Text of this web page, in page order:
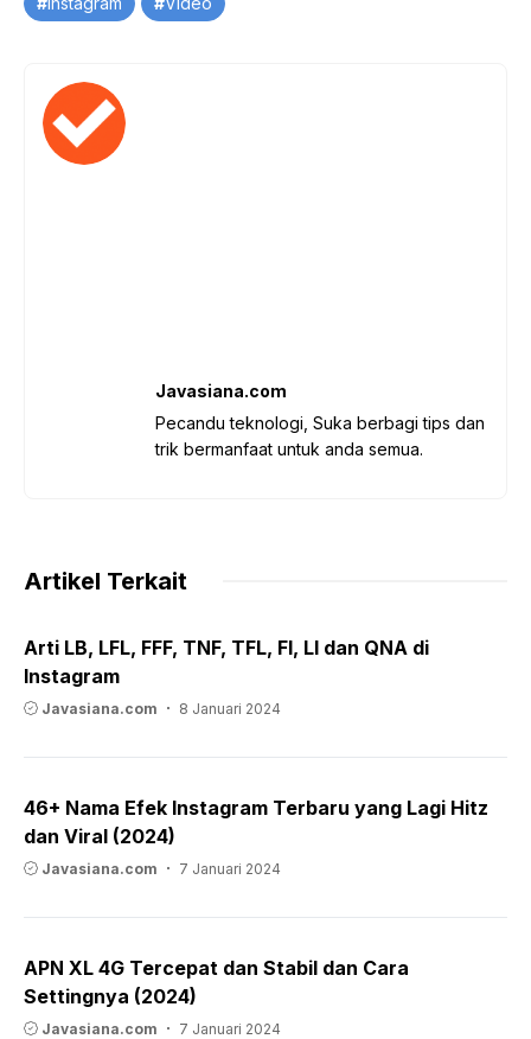
Javasiana.com
Pecandu teknologi, Suka berbagi tips dan
trik bermanfaat untuk anda semua.
Artikel Terkait
Arti LB, LFL, FFF, TNF, TFL, FI, LI dan QNA di
Instagram
Javasiana.com 8 Januari 2024
46+ Nama Efek Instagram Terbaru yang Lagi Hitz
dan Viral (2024)
Javasiana.com 7 Januari 2024
APN XL 4G Tercepat dan Stabil dan Cara
Settingnya (2024)
Javasiana.com 7 Januari 2024